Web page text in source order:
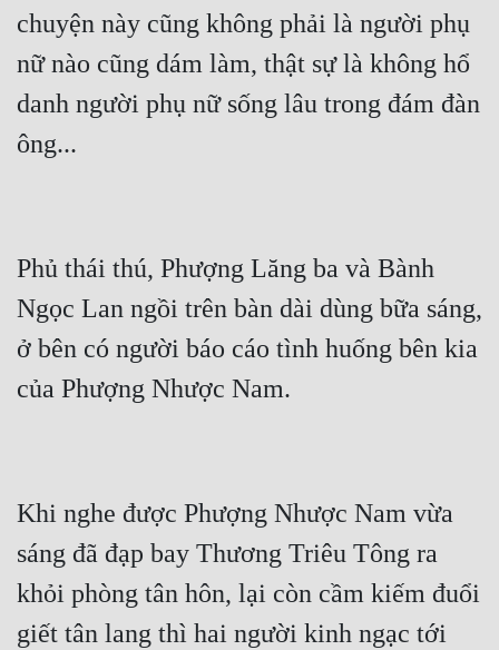
chuyện này cũng không phải là người phụ
nữ nào cũng dám làm, thật sự là không hổ
danh người phụ nữ sống lâu trong đám đàn
Phủ thái thú, Phượng Lăng ba và Bành
Ngọc Lan ngồi trên bàn dài dùng bữa sáng,
ở bên có người báo cáo tình huống bên kia
Khi nghe được Phượng Nhược Nam vừa
sáng đã đạp bay Thương Triêu Tông ra
khỏi phòng tân hôn, lại còn cầm kiếm đuổi
giết tân lang thì hai người kinh ngạc tới